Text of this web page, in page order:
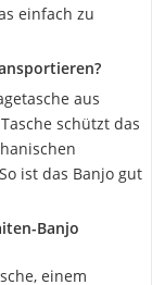
einfach zu
aus
schützt das
ist das Banjo gut
Banjo
einem